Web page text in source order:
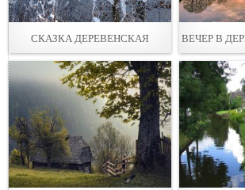
СКАЗКА ДЕРЕВЕНСКАЯ ВЕЧЕР В